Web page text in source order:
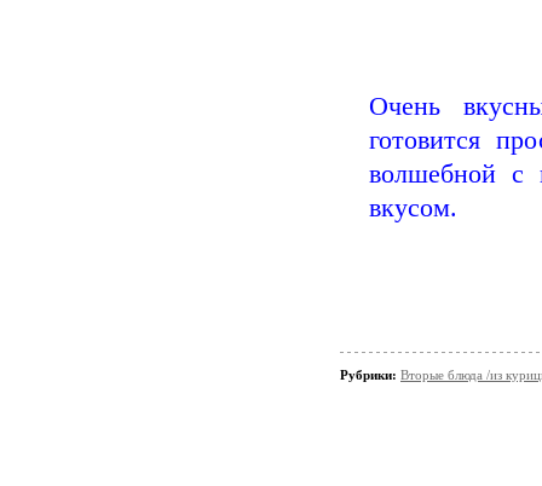
Очень
готовится
волшебной с
вкусом.
Рубрики: Вторые блюда /из